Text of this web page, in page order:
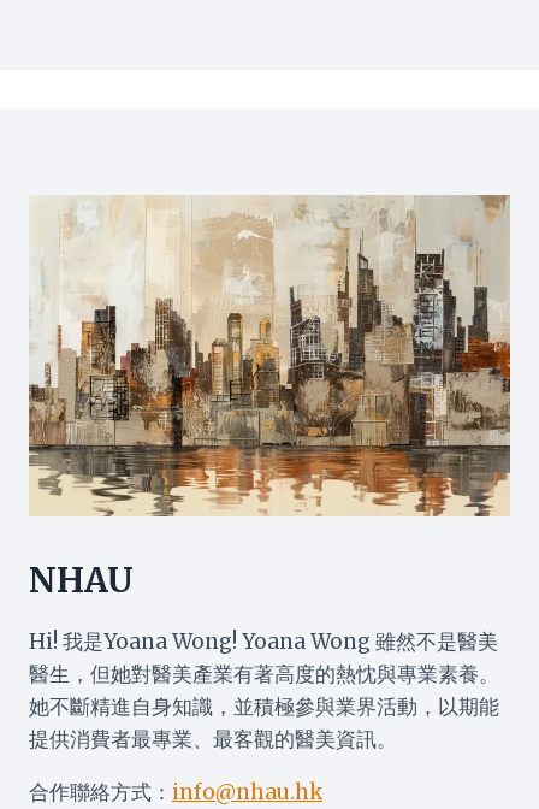
NHAU
Hi! 我是Yoana Wong! Yoana Wong 雖然不是醫美
醫生，但她對醫美產業有著高度的熱忱與專業素養。
她不斷精進自身知識，並積極參與業界活動，以期能
提供消費者最專業、最客觀的醫美資訊。
合作聯絡方式： info@nhau.hk